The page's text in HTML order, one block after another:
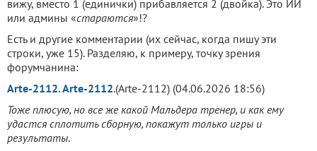
вижу, вместо 1 (единички) прибавляется 2 (двойка). Это ИИ
или админы «стараются»!?
Есть и другие комментарии (их сейчас, когда пишу эти
строки, уже 15). Разделяю, к примеру, точку зрения
форумчанина:
Arte-2112. Arte-2112.(Arte-2112) (04.06.2026 18:56)
Тоже плюсую, но все же какой Мальдера тренер, и как ему
удастся сплотить сборную, покажут только игры и
результаты.